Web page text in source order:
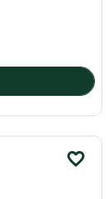
favorite_border